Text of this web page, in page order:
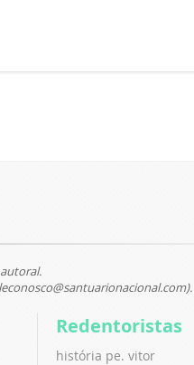
Redentoristas
história pe. vitor